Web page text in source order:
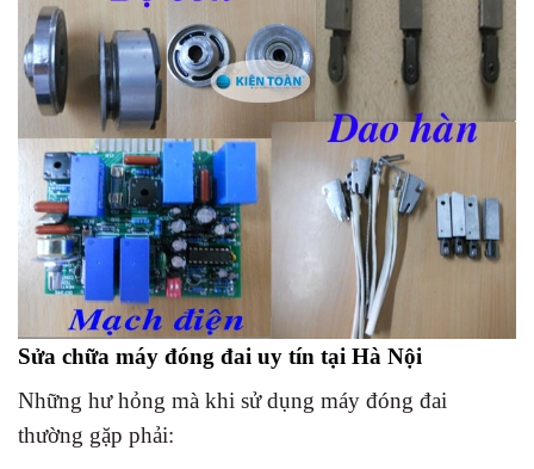
Sửa chữa máy đóng đai uy tín tại Hà Nội
Những hư hỏng mà khi sử dụng máy đóng đai
thường gặp phải: